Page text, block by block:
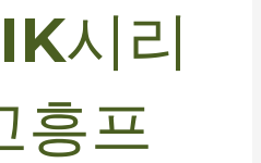
시리
흥프